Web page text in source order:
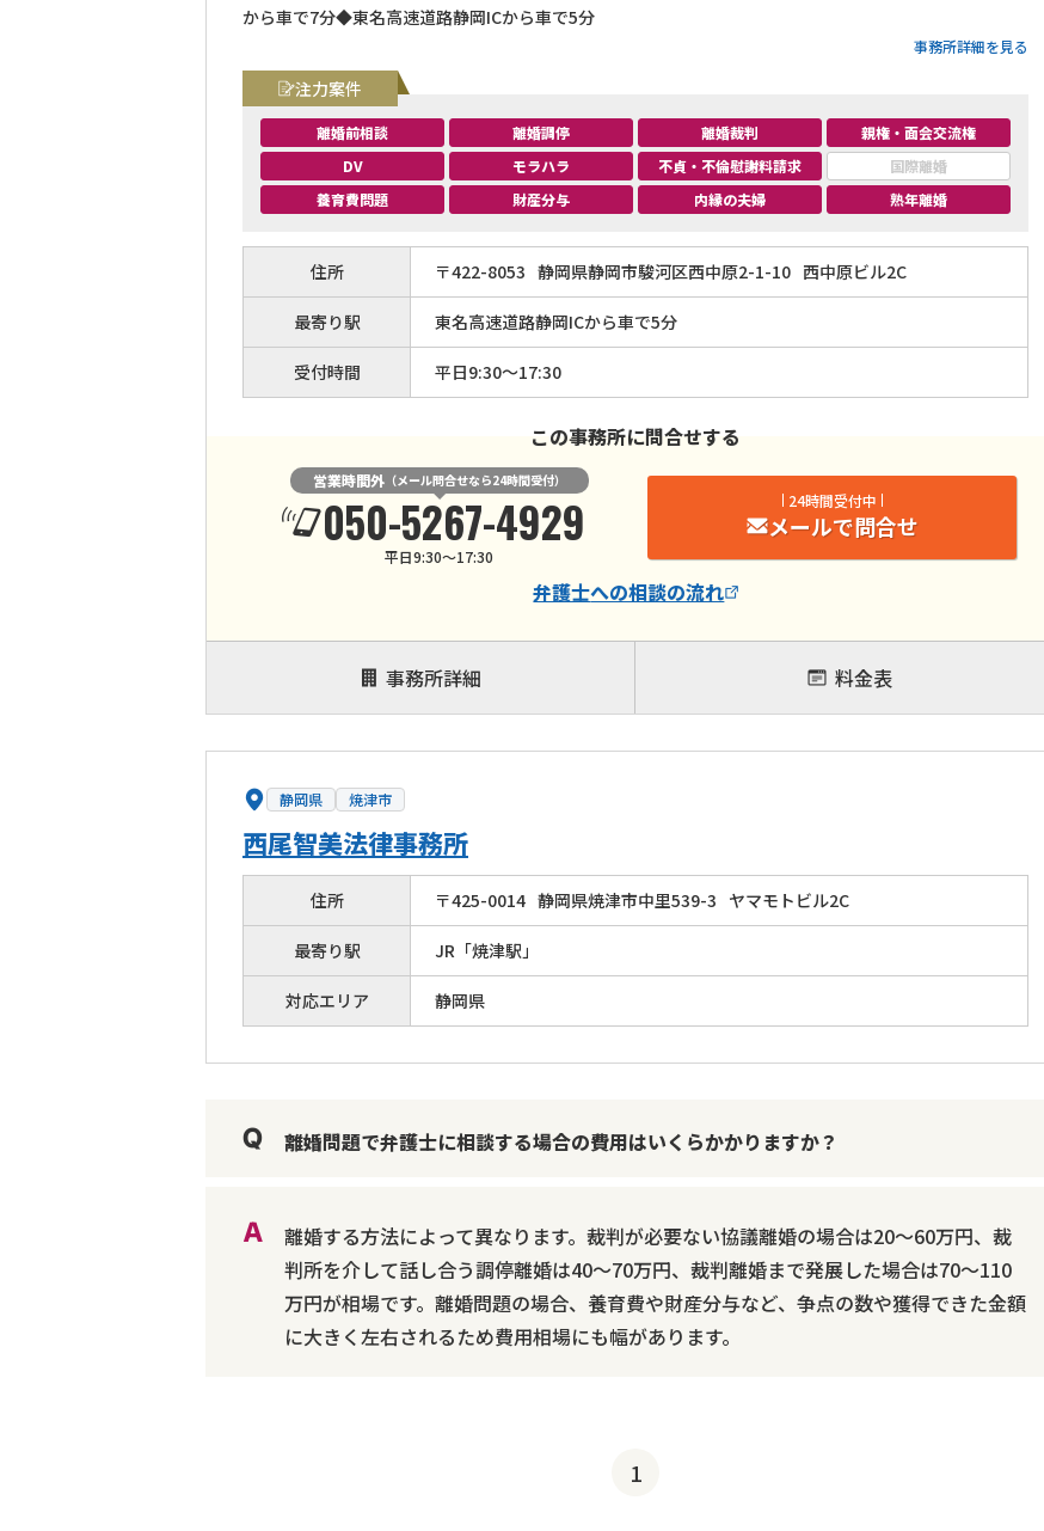
から車で7分◆東名高速道路静岡ICから車で5分
事務所詳細を見る
注力案件
離婚前相談 離婚調停 離婚裁判
親権・面会交流権
DV
モラハラ 不貞・不倫慰謝料請求
国際離婚
養育費問題
財産分与 内縁の夫婦 熟年離婚
住所 〒422-8053 静岡県静岡市駿河区西中原2-1-10 西中原ビル2C
最寄り駅 東名高速道路静岡ICから車で5分
受付時間 平日9:30〜17:30
この事務所に問合せする
営業時間外（メール問合せなら24時間受付）
050-5267-4929
平日9:30〜17:30
24時間受付中
メールで問合せ
弁護士への相談の流れ
事務所詳細 料金表
静岡県 焼津市
西尾智美法律事務所
住所 〒425-0014 静岡県焼津市中里539-3 ヤマモトビル2C
最寄り駅 JR「焼津駅」
対応エリア 静岡県
離婚問題で弁護士に相談する場合の費用はいくらかかりますか？
離婚する方法によって異なります。裁判が必要ない協議離婚の場合は20～60万円、裁
判所を介して話し合う調停離婚は40～70万円、裁判離婚まで発展した場合は70～110
万円が相場です。離婚問題の場合、養育費や財産分与など、争点の数や獲得できた金額
に大きく左右されるため費用相場にも幅があります。
1